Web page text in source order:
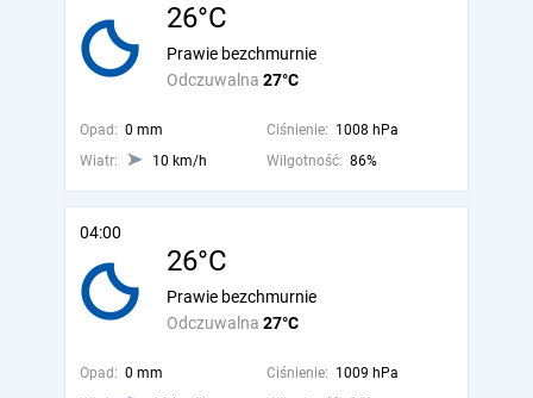
26°C
Odczuwalna 27°C
Prawie bezchmurnie
Opad: 0 mm Ciśnienie: 1008 hPa
Wiatr:
10 km/h Wilgotność: 86%
04:00
26°C
Odczuwalna 27°C
Prawie bezchmurnie
Opad: 0 mm Ciśnienie: 1009 hPa